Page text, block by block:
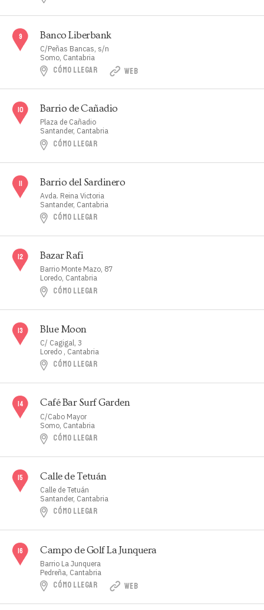
Banco Liberbank
C/Peñas Bancas, s/n
Somo, Cantabria
CÓMO LLEGAR WEB
Barrio de Cañadio
Plaza de Cañadio
Santander, Cantabria
CÓMO LLEGAR
Barrio del Sardinero
Avda. Reina Victoria
Santander, Cantabria
CÓMO LLEGAR
Bazar Rafi
Barrio Monte Mazo, 87
Loredo, Cantabria
CÓMO LLEGAR
Blue Moon
C/ Cagigal, 3
Loredo , Cantabria
CÓMO LLEGAR
Café Bar Surf Garden
C/Cabo Mayor
Somo, Cantabria
CÓMO LLEGAR
Calle de Tetuán
Calle de Tetuán
Santander, Cantabria
CÓMO LLEGAR
Campo de Golf La Junquera
Barrio La Junquera
Pedreña, Cantabria
CÓMO LLEGAR WEB